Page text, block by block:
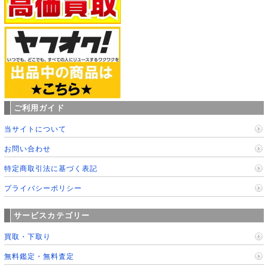
ご利用ガイド
当サイトについて
お問い合わせ
特定商取引法に基づく表記
プライバシーポリシー
サービスカテゴリー
買取・下取り
無料鑑定・無料査定